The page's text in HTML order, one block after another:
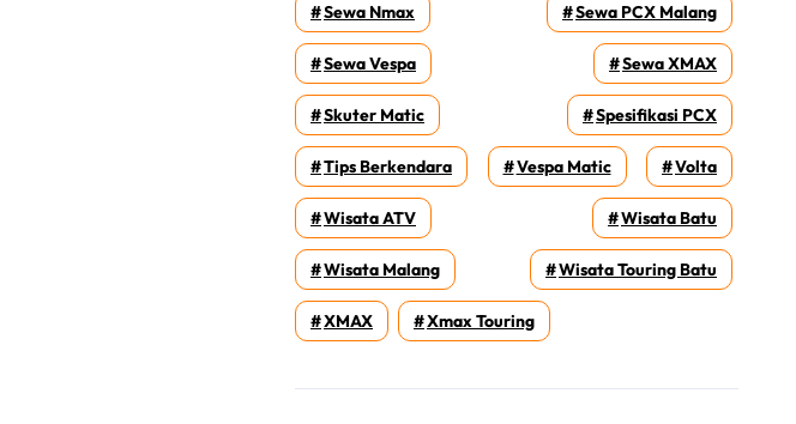
Sewa Nmax Sewa PCX Malang
Sewa Vespa Sewa XMAX
Skuter Matic Spesifikasi PCX
Tips Berkendara Vespa Matic Volta
Wisata ATV Wisata Batu
Wisata Malang Wisata Touring Batu
XMAX Xmax Touring